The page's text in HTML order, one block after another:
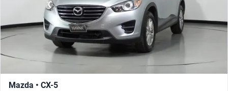
Mazda • CX-5